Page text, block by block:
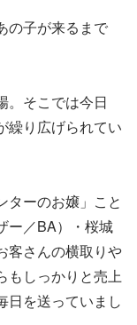
の子が来るまで
。そこでは今日
繰り広げられてい
ターのお嬢」こと
ー／BA）・桜城
客さんの横取りや
もしっかりと売上
日を送っていまし